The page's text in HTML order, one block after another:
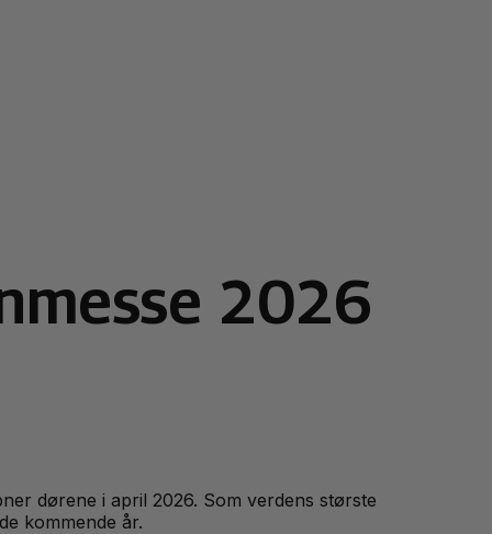
2026
dørene i april 2026. Som verdens største
kommende år.